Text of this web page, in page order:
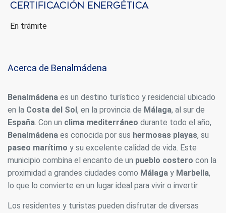
Certificación energética
En trámite
Acerca de Benalmádena
Benalmádena es un destino turístico y residencial ubicado
en la Costa del Sol , en la provincia de Málaga, al sur de
España. Con un clima mediterráneo durante todo el año,
Benalmádena es conocida por sus hermosas playas, su
paseo marítimo y su excelente calidad de vida. Este
municipio combina el encanto de un pueblo costero con la
proximidad a grandes ciudades como Málaga y Marbella,
lo que lo convierte en un lugar ideal para vivir o invertir.
Los residentes y turistas pueden disfrutar de diversas